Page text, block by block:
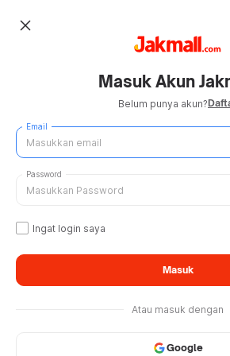
close
Masuk Akun
Belum punya akun?
Email
Password
Ingat login saya
Masuk
Atau masuk dengan
Google